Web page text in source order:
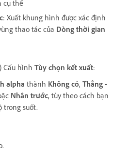
cụ thể
: Xuất khung hình được xác định
thao tác của Dòng thời gian
Cấu hình Tùy chọn kết xuất:
alpha thành Không có, Thẳng -
Nhân trước, tùy theo cách bạn
trong suốt.